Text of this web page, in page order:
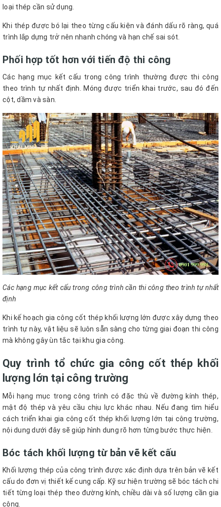
loại thép cần sử dụng.
Khi thép được bó lại theo từng cấu kiện và đánh dấu rõ ràng, quá
trình lắp dựng trở nên nhanh chóng và hạn chế sai sót.
Phối hợp tốt hơn với tiến độ thi công
Các hạng mục kết cấu trong công trình thường được thi công
theo trình tự nhất định. Móng được triển khai trước, sau đó đến
cột, dầm và sàn.
Các hạng mục kết cấu trong công trình cần thi công theo trình tự nhất
định
Khi kế hoạch gia công cốt thép khối lượng lớn được xây dựng theo
trình tự này, vật liệu sẽ luôn sẵn sàng cho từng giai đoạn thi công
mà không gây ùn tắc tại khu gia công.
Quy trình tổ chức gia công cốt thép khối
lượng lớn tại công trường
Mỗi hạng mục trong công trình có đặc thù về đường kính thép,
mật độ thép và yêu cầu chịu lực khác nhau. Nếu đang tìm hiểu
cách triển khai gia công cốt thép khối lượng lớn tại công trường,
nội dung dưới đây sẽ giúp hình dung rõ hơn từng bước thực hiện.
Bóc tách khối lượng từ bản vẽ kết cấu
Khối lượng thép của công trình được xác định dựa trên bản vẽ kết
cấu do đơn vị thiết kế cung cấp. Kỹ sư hiện trường sẽ bóc tách chi
tiết từng loại thép theo đường kính, chiều dài và số lượng cần gia
công.